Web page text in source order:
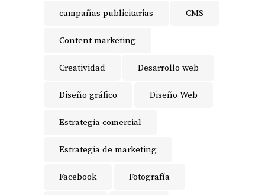
campañas publicitarias CMS
Content marketing
Creatividad Desarrollo web
Diseño gráfico Diseño Web
Estrategia comercial
Estrategia de marketing
Facebook Fotografía